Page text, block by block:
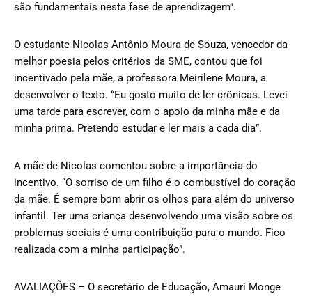
são fundamentais nesta fase de aprendizagem”.
O estudante Nicolas Antônio Moura de Souza, vencedor da
melhor poesia pelos critérios da SME, contou que foi
incentivado pela mãe, a professora Meirilene Moura, a
desenvolver o texto. “Eu gosto muito de ler crônicas. Levei
uma tarde para escrever, com o apoio da minha mãe e da
minha prima. Pretendo estudar e ler mais a cada dia”.
A mãe de Nicolas comentou sobre a importância do
incentivo. “O sorriso de um filho é o combustível do coração
da mãe. É sempre bom abrir os olhos para além do universo
infantil. Ter uma criança desenvolvendo uma visão sobre os
problemas sociais é uma contribuição para o mundo. Fico
realizada com a minha participação”.
AVALIAÇÕES – O secretário de Educação, Amauri Monge